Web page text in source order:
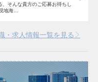
そんな貴方のご応募お待ちし
地海…
・求人情報一覧を見る